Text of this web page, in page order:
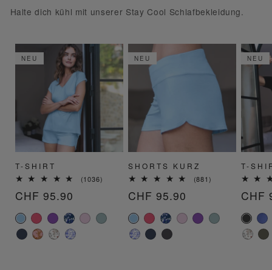
Halte dich kühl mit unserer Stay Cool Schlafbekleidung.
NEU
T-SHIRT
(1036)
insgesamt
Normaler
Preis
CHF 95.90
NEU
SHORTS KURZ
(881)
insgesamt
Normaler
Preis
CHF 95.90
NEU
T-
Preis
CHF